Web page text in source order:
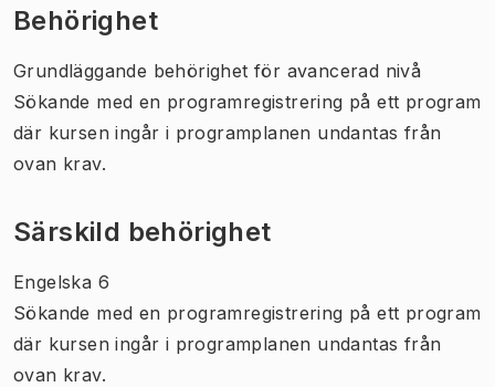
Behörighet
Grundläggande behörighet för avancerad nivå
Sökande med en programregistrering på ett program
där kursen ingår i programplanen undantas från
ovan krav.
Särskild behörighet
Engelska 6
Sökande med en programregistrering på ett program
där kursen ingår i programplanen undantas från
ovan krav.